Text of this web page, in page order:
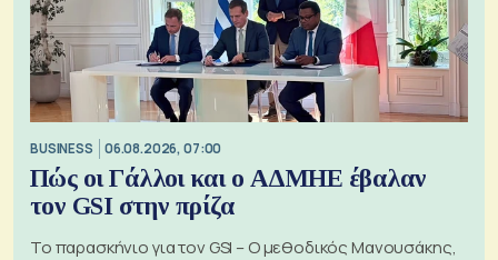
BUSINESS 06.08.2026, 07:00
Πώς οι Γάλλοι και ο ΑΔΜΗΕ έβαλαν
τον GSI στην πρίζα
Το παρασκήνιο για τον GSI – Ο μεθοδικός Μανουσάκης,